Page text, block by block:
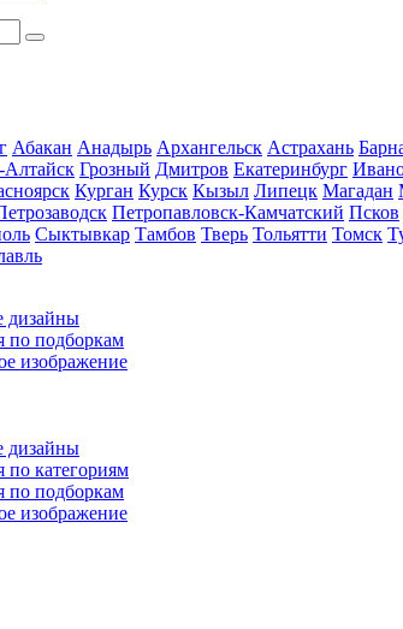
Абакан Анадырь Архангельск Астрахань
Алтайск Грозный Дмитров Екатеринбург
Курган Курск Кызыл Липецк Магадан
Петропавловск-Камчатский Псков
Сыктывкар Тамбов Тверь Тольятти Томск
дизайны
по подборкам
изображение
дизайны
по категориям
по подборкам
изображение